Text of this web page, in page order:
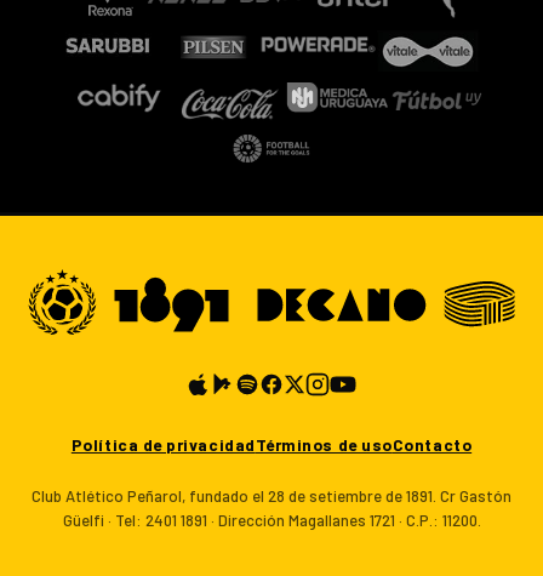
Política de privacidadTérminos de usoContacto
Club Atlético Peñarol, fundado el 28 de setiembre de 1891. Cr Gastón
Güelfi · Tel: 2401 1891 · Dirección Magallanes 1721 · C.P.: 11200.